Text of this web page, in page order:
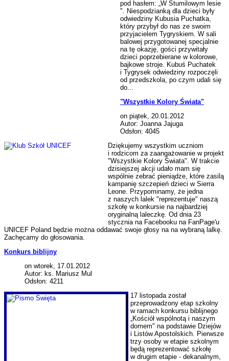
pod hasłem: „W Stumilowym lesie
". Niespodzianką dla dzieci były
odwiedziny Kubusia Puchatka,
który przybył do nas ze swoim
przyjacielem Tygryskiem. W sali
balowej przygotowanej specjalnie
na tę okazję, gości przywitały
dzieci poprzebierane w kolorowe,
bajkowe stroje. Kubuś Puchatek
i Tygrysek odwiedziny rozpoczęli
od przedszkola, po czym udali się
do...
"Wszystkie Kolory Świata"
on piątek, 20.01.2012
Autor: Joanna Jajuga
Odsłon: 4045
Dziękujemy wszystkim uczniom
i rodzicom za zaangażowanie w projekt
"Wszystkie Kolory Świata". W trakcie
dzisiejszej akcji udało mam się
wspólnie zebrać pieniądze, które zasilą
kampanię szczepień dzieci w Sierra
Leone. Przypominamy, że jedna
z naszych lalek "reprezentuje" naszą
szkołę w konkursie na najbardziej
oryginalną laleczkę. Od dnia 23
stycznia na Facebooku na FanPage'u
UNICEF Poland będzie można oddawać swoje głosy na na wybraną lalkę.
Zachęcamy do głosowania.
Konkurs biblijny
on wtorek, 17.01.2012
Autor: ks. Mariusz Mul
Odsłon: 4211
17 listopada został
przeprowadzony etap szkolny
w ramach konkursu biblijnego
„Kościół wspólnotą i naszym
domem" na podstawie Dziejów
i Listów Apostolskich. Pierwsze
trzy osoby w etapie szkolnym
będą reprezentować szkołę
w drugim etapie - dekanalnym,